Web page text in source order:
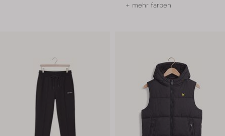
+ mehr farben